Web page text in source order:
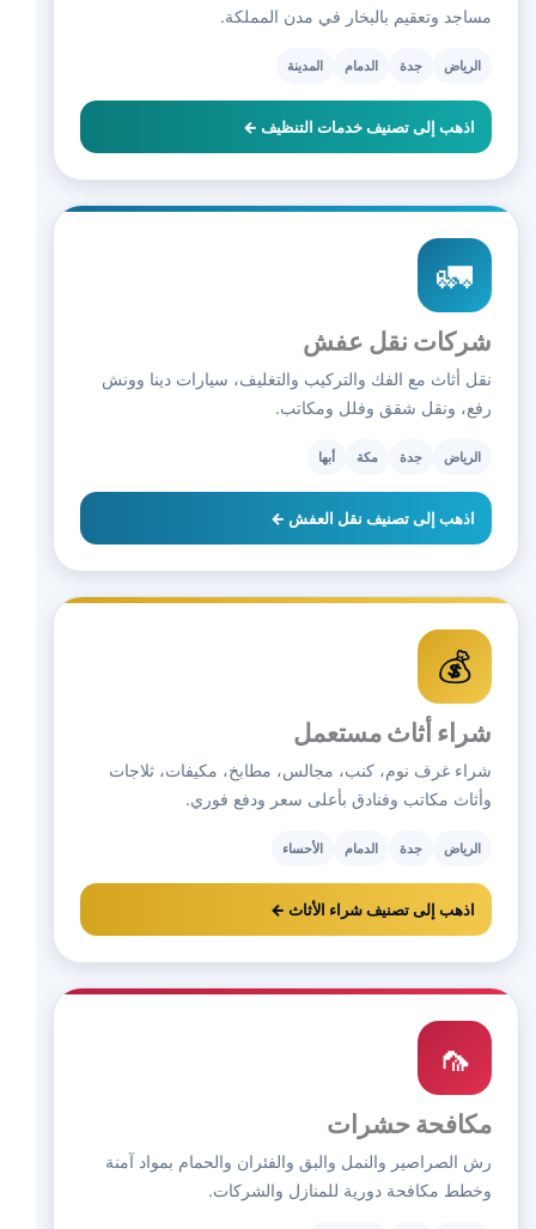
مساجد وتعقيم بالبخار في مدن المملكة.
الرياض جدة الدمام المدينة
اذهب إلى تصنيف خدمات التنظيف ←
🚛
شركات نقل عفش
نقل أثاث مع الفك والتركيب والتغليف، سيارات دينا وونش
رفع، ونقل شقق وفلل ومكاتب.
الرياض جدة مكة أبها
اذهب إلى تصنيف نقل العفش ←
💰
شراء أثاث مستعمل
شراء غرف نوم، كنب، مجالس، مطابخ، مكيفات، ثلاجات
وأثاث مكاتب وفنادق بأعلى سعر ودفع فوري.
الرياض جدة الدمام الأحساء
اذهب إلى تصنيف شراء الأثاث ←
🦟
مكافحة حشرات
رش الصراصير والنمل والبق والفئران والحمام بمواد آمنة
وخطط مكافحة دورية للمنازل والشركات.